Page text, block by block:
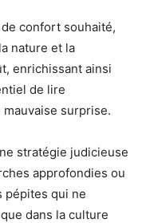
confort souhaité,
nature et la
enrichissant ainsi
de lire
surprise.
stratégie judicieuse
approfondies ou
pépites qui ne
dans la culture